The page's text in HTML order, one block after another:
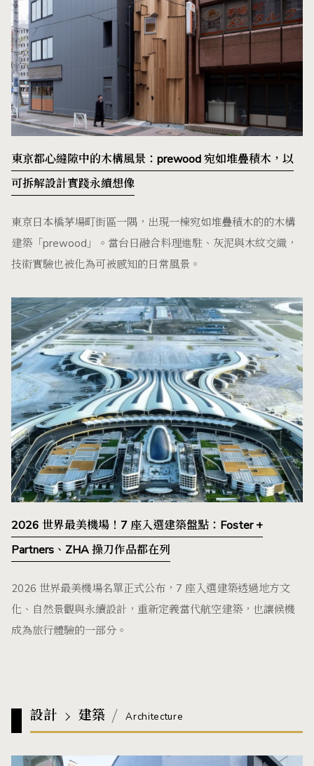
東京都心縫隙中的木構風景：prewood 宛如堆疊積木，以
可拆解設計實踐永續想像
東京日本橋茅場町街區一隅，出現一棟宛如堆疊積木的的木構
建築「prewood」。當台日融合料理進駐、灰泥與木紋交織，
技術實驗也被化為可被感知的日常風景。
2026 世界最美機場！7 座入選建築盤點：Foster +
Partners、ZHA 操刀作品都在列
2026 世界最美機場名單正式公布，7 座入選建築透過地方文
化、自然景觀與永續設計，重新定義當代航空建築，也讓候機
成為旅行體驗的一部分。
設計 建築 Architecture